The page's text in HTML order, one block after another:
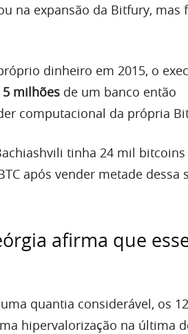
na expansão da Bitfury, mas
dinheiro em 2015, o
5 milhões de um banco então
computacional da própria
tinha 24 mil bitcoins
após vender metade dessa
afirma que
quantia considerável, os
hipervalorização na última